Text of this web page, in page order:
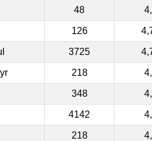
48
126
3725
218
348
4142
218